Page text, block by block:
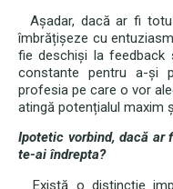
Așadar, dacă ar fi
îmbrățișeze cu
fie deschiși la
constante pentru a-și
profesia pe care o vor
atingă potențialul maxim
Ipotetic vorbind, dacă ar
te-ai îndrepta?
Există o distincție